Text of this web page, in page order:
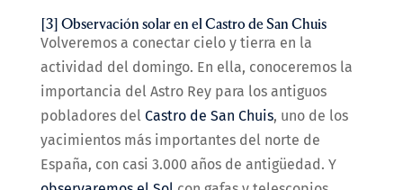
[3] Observación solar en el Castro de San Chuis
Volveremos a conectar cielo y tierra en la
actividad del domingo. En ella, conoceremos la
importancia del Astro Rey para los antiguos
pobladores del Castro de San Chuis, uno de los
yacimientos más importantes del norte de
España, con casi 3.000 años de antigüedad. Y